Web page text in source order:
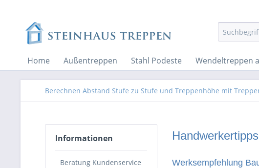
Home Außentreppen Stahl Podeste Wendeltreppen
Berechnen Abstand Stufe zu Stufe und Treppenhöhe mit
Informationen
Beratung Kundenservice
Handwerkertipps
Werksempfehlung